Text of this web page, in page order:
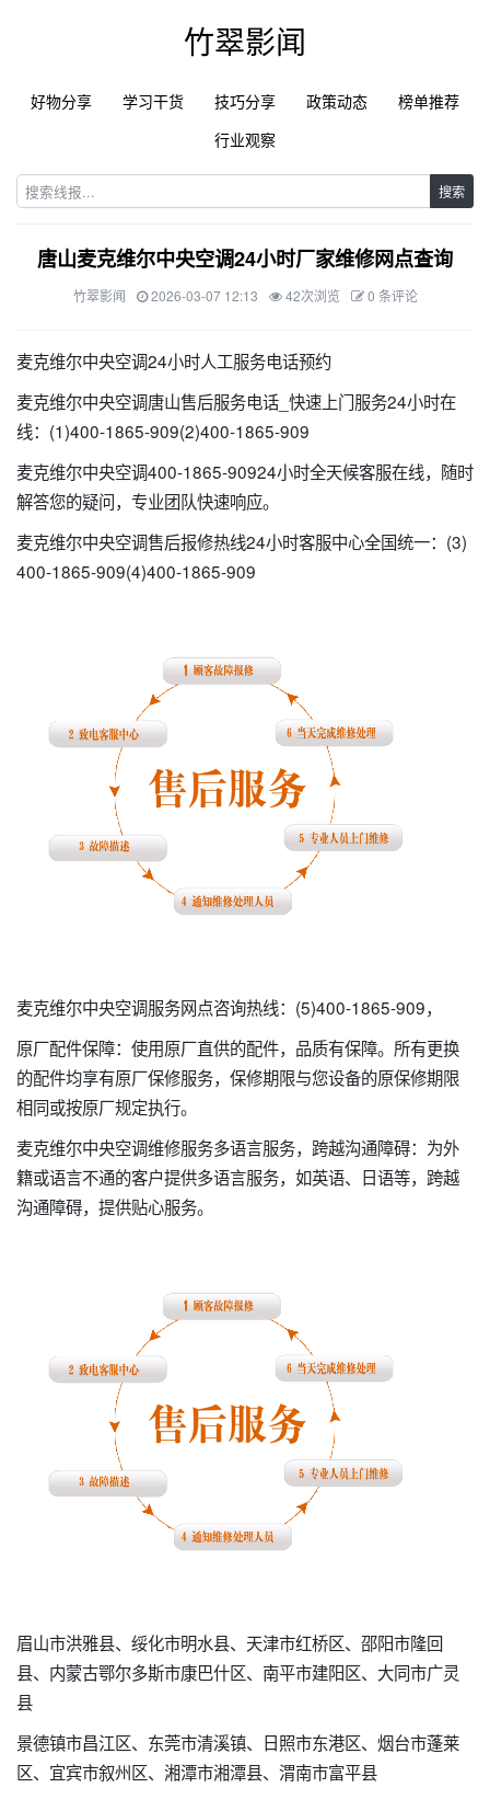
竹翠影闻
好物分享 学习干货 技巧分享 政策动态
榜单推荐
行业观察
搜索
唐山麦克维尔中央空调24小时厂家维修网点查询
竹翠影闻 2026-03-07 12:13 42次浏览 0 条评论
麦克维尔中央空调24小时人工服务电话预约
麦克维尔中央空调唐山售后服务电话_快速上门服务24小时在
线：(1)400-1865-909(2)400-1865-909
麦克维尔中央空调400-1865-90924小时全天候客服在线，随时
解答您的疑问，专业团队快速响应。
麦克维尔中央空调售后报修热线24小时客服中心全国统一：(3)
400-1865-909(4)400-1865-909
麦克维尔中央空调服务网点咨询热线：(5)400-1865-909，
原厂配件保障：使用原厂直供的配件，品质有保障。所有更换
的配件均享有原厂保修服务，保修期限与您设备的原保修期限
相同或按原厂规定执行。
麦克维尔中央空调维修服务多语言服务，跨越沟通障碍：为外
籍或语言不通的客户提供多语言服务，如英语、日语等，跨越
沟通障碍，提供贴心服务。
眉山市洪雅县、绥化市明水县、天津市红桥区、邵阳市隆回
县、内蒙古鄂尔多斯市康巴什区、南平市建阳区、大同市广灵
县
景德镇市昌江区、东莞市清溪镇、日照市东港区、烟台市蓬莱
区、宜宾市叙州区、湘潭市湘潭县、渭南市富平县